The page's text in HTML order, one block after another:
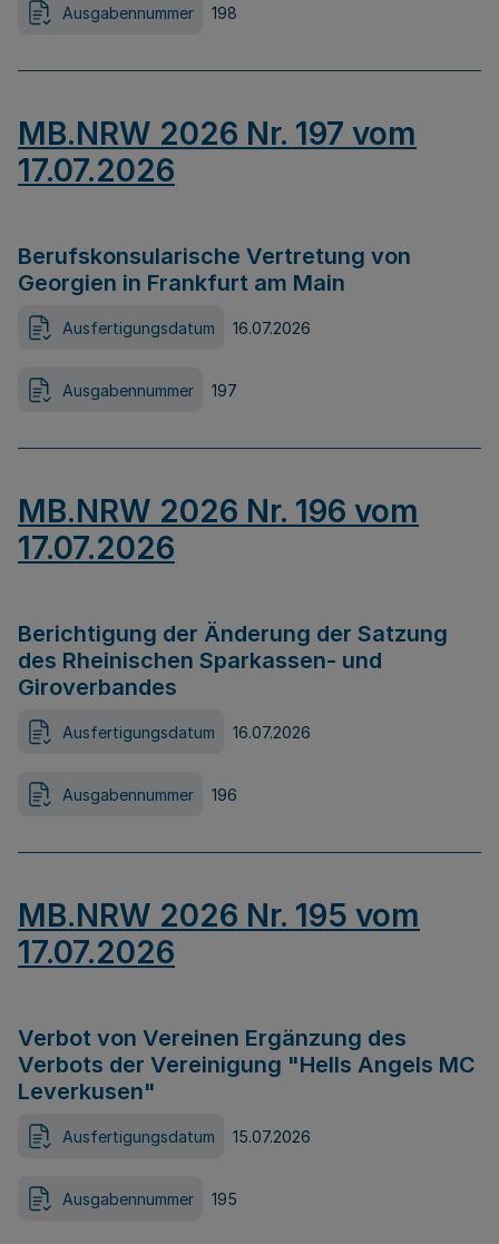
Ausgabennummer 198
MB.NRW 2026 Nr. 197 vom
17.07.2026
Berufskonsularische Vertretung von
Georgien in Frankfurt am Main
Ausfertigungsdatum 16.07.2026
Ausgabennummer 197
MB.NRW 2026 Nr. 196 vom
17.07.2026
Berichtigung der Änderung der Satzung
des Rheinischen Sparkassen- und
Giroverbandes
Ausfertigungsdatum 16.07.2026
Ausgabennummer 196
MB.NRW 2026 Nr. 195 vom
17.07.2026
Verbot von Vereinen Ergänzung des
Verbots der Vereinigung "Hells Angels MC
Leverkusen"
Ausfertigungsdatum 15.07.2026
Ausgabennummer 195